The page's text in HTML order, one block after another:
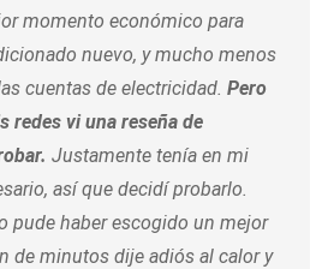
momento económico para
nuevo, y mucho menos
cuentas de electricidad. Pero
redes vi una reseña de
Justamente tenía en mi
así que decidí probarlo.
pude haber escogido un mejor
de minutos dije adiós al calor y